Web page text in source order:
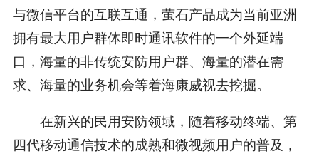
与微信平台的互联互通，萤石产品成为当前亚洲
拥有最大用户群体即时通讯软件的一个外延端
口，海量的非传统安防用户群、海量的潜在需
求、海量的业务机会等着海康威视去挖掘。
在新兴的民用安防领域，随着移动终端、第
四代移动通信技术的成熟和微视频用户的普及，